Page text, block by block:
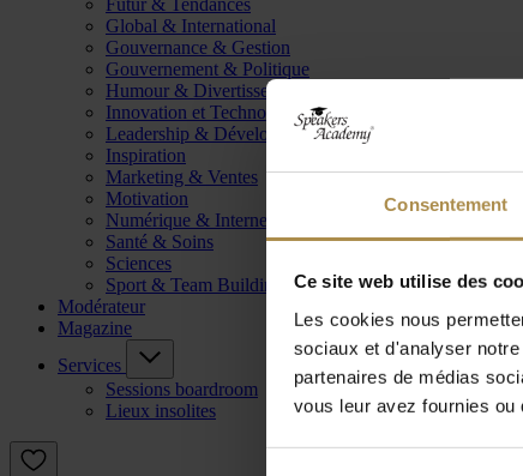
Consentement
Ce site web utilise des
Les cookies nous
sociaux et d'analyser
partenaires de médias
vous leur avez fournies
Futur & Tendances
Global & International
Gouvernance & Gestion
Gouvernement & Politique
Humour & Divertissement
Innovation et Technologie
Leadership & Développement
Inspiration
Marketing & Ventes
Motivation
Numérique & Internet
Santé & Soins
Sciences
Sport & Team Building
Modérateur
Magazine
Services
Sessions boardroom
Lieux insolites